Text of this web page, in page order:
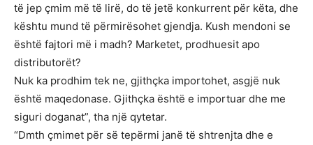
të jep çmim më të lirë, do të jetë konkurrent për këta, dhe
kështu mund të përmirësohet gjendja. Kush mendoni se
është fajtori më i madh? Marketet, prodhuesit apo
distributorët?
Nuk ka prodhim tek ne, gjithçka importohet, asgjë nuk
është maqedonase. Gjithçka është e importuar dhe me
siguri doganat”, tha një qytetar.
“Dmth çmimet për së tepërmi janë të shtrenjta dhe e